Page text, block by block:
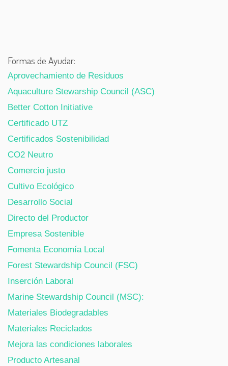
Formas de Ayudar:
Aprovechamiento de Residuos
Aquaculture Stewarship Council (ASC)
Better Cotton Initiative
Certificado UTZ
Certificados Sostenibilidad
CO2 Neutro
Comercio justo
Cultivo Ecológico
Desarrollo Social
Directo del Productor
Empresa Sostenible
Fomenta Economía Local
Forest Stewardship Council (FSC)
Inserción Laboral
Marine Stewardship Council (MSC):
Materiales Biodegradables
Materiales Reciclados
Mejora las condiciones laborales
Producto Artesanal